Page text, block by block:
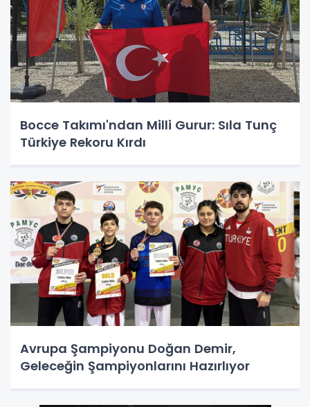
Bocce Takımı'ndan Milli Gurur: Sıla Tunç
Türkiye Rekoru Kırdı
Avrupa Şampiyonu Doğan Demir,
Geleceğin Şampiyonlarını Hazırlıyor